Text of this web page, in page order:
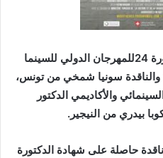
لجنة مسابقة الأفلام القصيرة للدورة 24للمهرجان الدولي للسينما
والناقدة سونيا شمخي من تونس،
والأكاديمي الدكتور
بيدري من النيجير.
حاصلة على شهادة الدكتورة